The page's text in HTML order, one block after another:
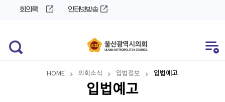
회의록 인터넷방송
HOME 의회소식 입법정보 입법예고
입법예고